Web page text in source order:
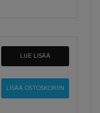
LUE LISÄÄ